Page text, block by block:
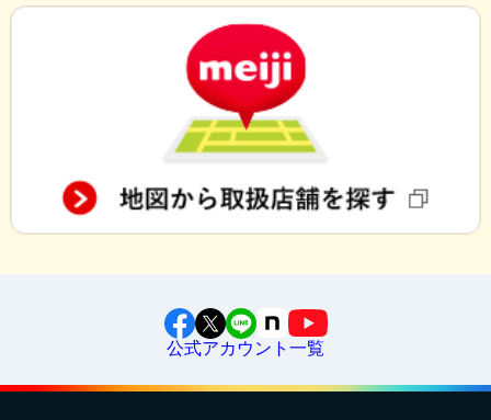
公式アカウント一覧